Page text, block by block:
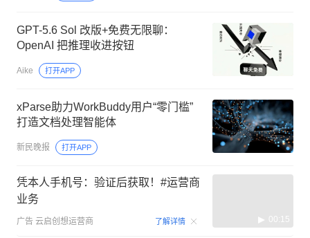
GPT-5.6 Sol 改版+免费无限聊：
OpenAI 把推理收进按钮
Aike 打开APP
xParse助力WorkBuddy用户“零门槛”
打造文档处理智能体
新民晚报 打开APP
凭本人手机号：验证后获取！#运营商
业务
广告 云启创想运营商 了解详情 00:15